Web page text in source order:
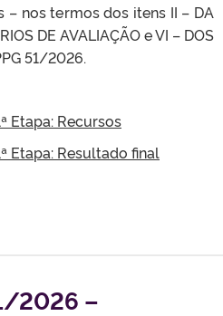
nos termos dos itens II – DA
DE AVALIAÇÃO e VI – DOS
51/2026.
Etapa: Recursos
Etapa: Resultado final
2026 –